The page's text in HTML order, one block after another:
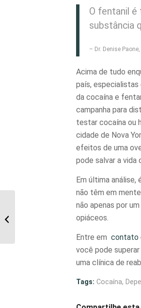
O fentanil
substância
– Dr. Denise
Acima de tudo
país,
da cocaína e
campanha para
testar cocaína ou
cidade de Nova
efeitos de uma
pode salvar a vida
Em última
não têm em
não apenas por
opiáceos.
Entre em contato
você pode
uma clínica de
Tags: Cocaí­na,
Clinica de Recuperação – R$ 599,00 ?